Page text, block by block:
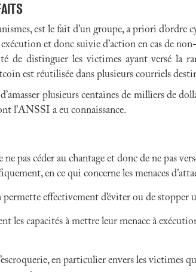
est le fait d’un groupe, a priori d’ordre
exécution et donc suivie d’action en cas de
de distinguer les victimes ayant versé la
est réutilisée dans plusieurs courriels
plusieurs centaines de milliers de
l’ANSSI a eu connaissance.
pas céder au chantage et donc de ne pas
en ce qui concerne les menaces
effectivement d’éviter ou de stopper
les capacités à mettre leur menace à
en particulier envers les victimes